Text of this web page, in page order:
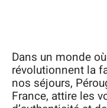
Dans un monde
révolutionnent la
nos séjours,
France, attire les